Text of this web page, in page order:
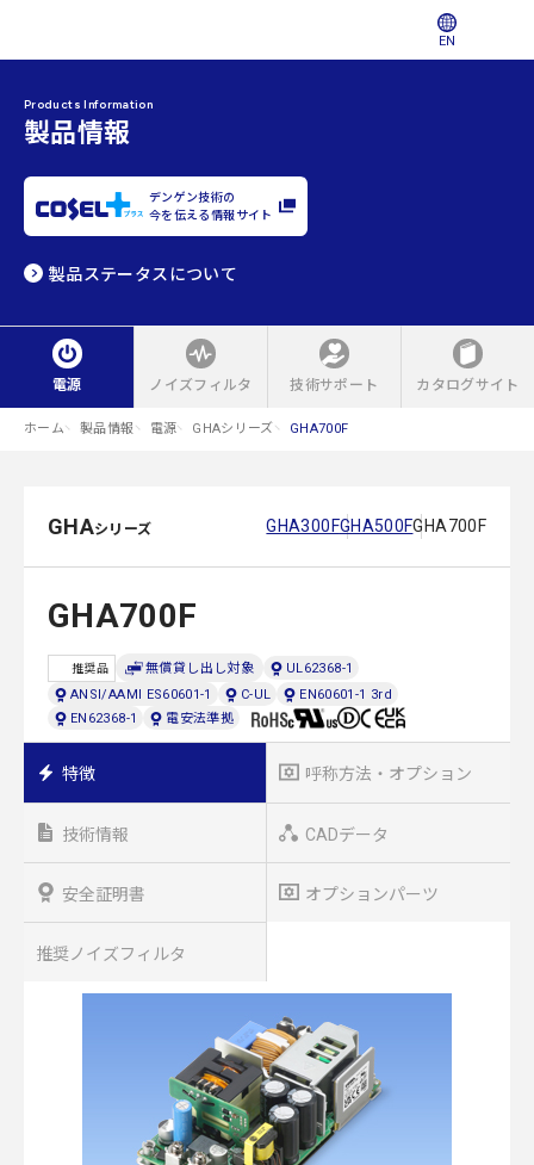
EN
Products Information
製品情報
デンゲン技術の
今を伝える情報サイト
製品ステータスについて
電源 ノイズフィルタ 技術サポート カタログサイト
ホーム 製品情報 電源 GHAシリーズ GHA700F
GHAシリーズ GHA300FGHA500FGHA700F
GHA700F
推奨品 無償貸し出し対象
UL62368-1
ANSI/AAMI ES60601-1
C-UL
EN60601-1 3rd
EN62368-1
電安法準拠
特徴 呼称方法・オプション
技術情報 CADデータ
安全証明書 オプションパーツ
推奨ノイズフィルタ